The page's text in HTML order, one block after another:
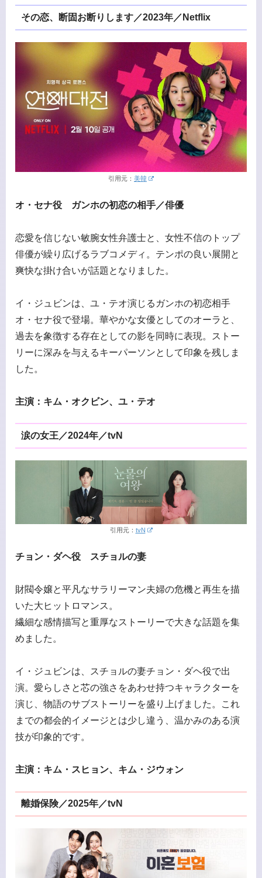
その恋、断固お断りします／2023年／Netflix
引用元： 美韓
オ・セナ役 ガンホの初恋の相手／俳優
恋愛を信じない敏腕女性弁護士と、女性不信のトップ
俳優が繰り広げるラブコメディ。テンポの良い展開と
爽快な掛け合いが話題となりました。
イ・ジュビンは、ユ・テオ演じるガンホの初恋相手
オ・セナ役で登場。華やかな女優としてのオーラと、
過去を象徴する存在としての影を同時に表現。ストー
リーに深みを与えるキーパーソンとして印象を残しま
した。
主演：キム・オクビン、ユ・テオ
涙の女王／2024年／tvN
引用元： tvN
チョン・ダヘ役 スチョルの妻
財閥令嬢と平凡なサラリーマン夫婦の危機と再生を描
いた大ヒットロマンス。
繊細な感情描写と重厚なストーリーで大きな話題を集
めました。
イ・ジュビンは、スチョルの妻チョン・ダヘ役で出
演。愛らしさと芯の強さをあわせ持つキャラクターを
演じ、物語のサブストーリーを盛り上げました。これ
までの都会的イメージとは少し違う、温かみのある演
技が印象的です。
主演：キム・スヒョン、キム・ジウォン
離婚保険／2025年／tvN